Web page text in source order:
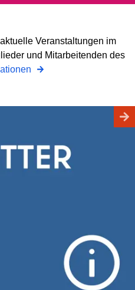
Veranstaltungen im
und Mitarbeitenden des